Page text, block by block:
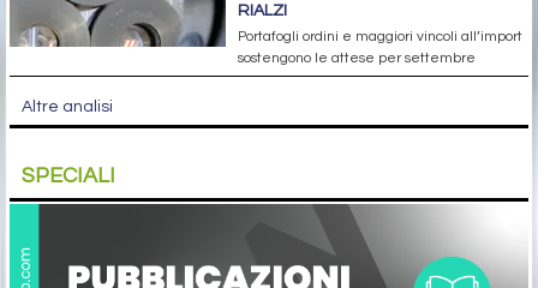
RIALZI
Portafogli ordini e maggiori vincoli all’import
sostengono le attese per settembre
Altre analisi
SPECIALI